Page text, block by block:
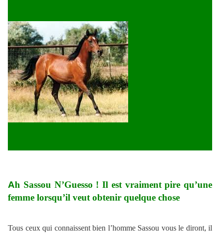
Ah Sassou N’Guesso ! Il est vraiment pire qu’une
femme lorsqu’il veut obtenir quelque chose
Tous ceux qui connaissent bien l’homme Sassou vous le diront, il